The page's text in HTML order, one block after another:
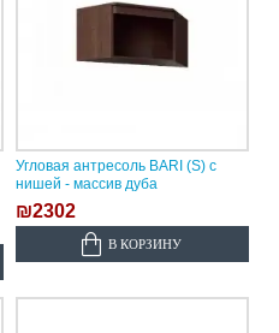
Угловая антресоль BARI (S) с
нишей - массив дуба
₪2302
В КОРЗИНУ